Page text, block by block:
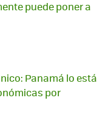
puede poner a
Panamá lo está
por